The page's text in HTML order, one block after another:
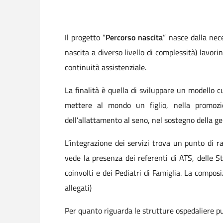
Il progetto “Percorso nascita” nasce dalla
nascita a diverso livello di complessità)
continuità assistenziale.
La finalità è quella di sviluppare un modello
mettere al mondo un figlio, nella
dell’allattamento al seno, nel sostegno della
L’integrazione dei servizi trova un punto di
vede la presenza dei referenti di ATS, delle
coinvolti e dei Pediatri di Famiglia. La
allegati)
Per quanto riguarda le strutture ospedaliere